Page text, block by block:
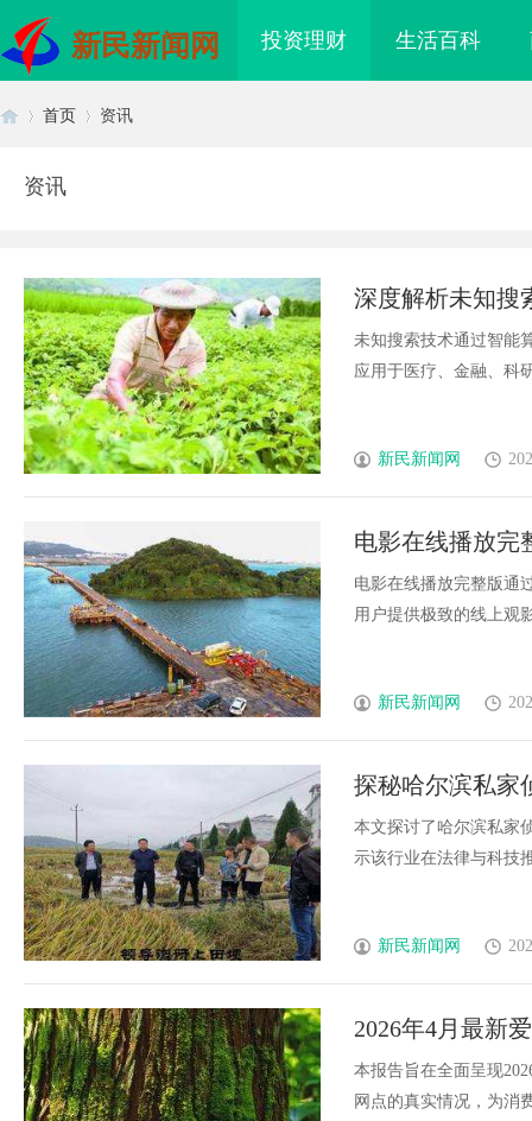
新民新闻网 投资理财 生活百科
首页 资讯
资讯
深度解析未知搜
未知搜索技术通过智能
应用于医疗、金融、科
新民新闻网
电影在线播放完
择
电影在线播放完整版通
用户提供极致的线上观
新民新闻网
探秘哈尔滨私家
本文探讨了哈尔滨私家
示该行业在法律与科技
新民新闻网
2026年4月最新
实地考察・多方
本报告旨在全面呈现
网点的真实情况，为消
在赛道上被耳 武汉配眼镜 上海配眼镜